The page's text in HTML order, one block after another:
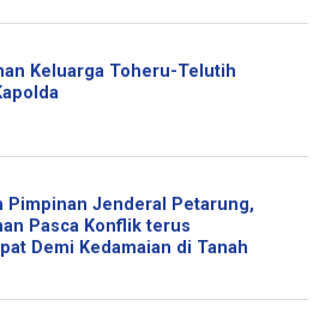
Keluarga Toheru-Telutih
Pimpinan Jenderal Petarung,
Pasca Konflik terus
Demi Kedamaian di Tanah